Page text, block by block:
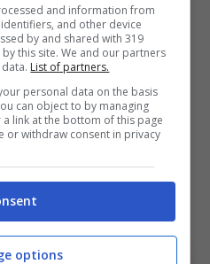
mandare in panchina
Dallinga legittima la
Avevamo segnalato
gare fra le soste
fosse stato spesso
dice Inter 12
apre una nuova
di Italiano.
and information from
and other device
by and shared with 319
this site. We and our partners
List of partners.
personal data on the basis
can object to by managing
link at the bottom of this page
or withdraw consent in privacy
options